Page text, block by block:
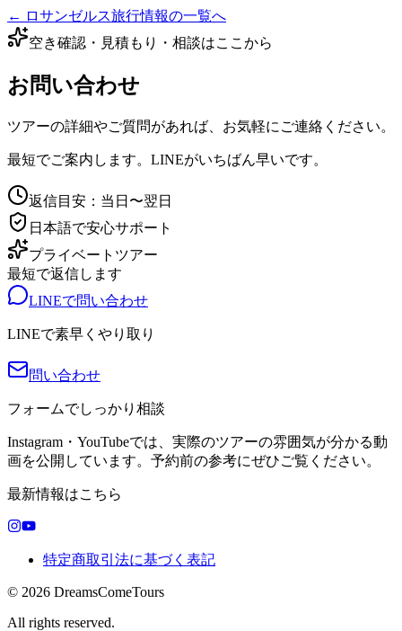
← ロサンゼルス旅行情報の一覧へ
空き確認・見積もり・相談はここから
お問い合わせ
ツアーの詳細やご質問があれば、お気軽にご連絡ください。
最短でご案内します。LINEがいちばん早いです。
返信目安：当日〜翌日
日本語で安心サポート
プライベートツアー
最短で返信します
LINEで問い合わせ
LINEで素早くやり取り
問い合わせ
フォームでしっかり相談
Instagram・YouTubeでは、実際のツアーの雰囲気が分かる動
画を公開しています。予約前の参考にぜひご覧ください。
最新情報はこちら
特定商取引法に基づく表記
© 2026 DreamsComeTours
All rights reserved.